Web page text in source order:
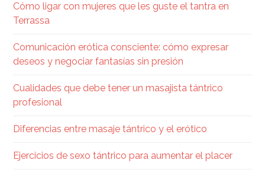
Cómo ligar con mujeres que les guste el tantra en
Terrassa
Comunicación erótica consciente: cómo expresar
deseos y negociar fantasías sin presión
Cualidades que debe tener un masajista tántrico
profesional
Diferencias entre masaje tántrico y el erótico
Ejercicios de sexo tántrico para aumentar el placer